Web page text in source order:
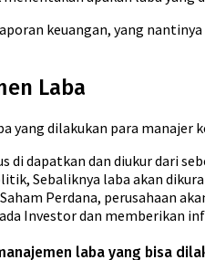
keuangan, yang
Laba
yang dilakukan para
di dapatkan dan diukur dari
Sebaliknya laba akan
Perdana, perusahaan
Investor dan memberikan
laba yang bisa